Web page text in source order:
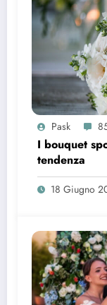
Pask
I bouquet
tendenza
18 Giugno